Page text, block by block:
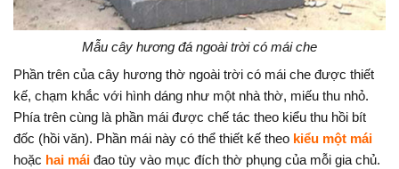
Mẫu cây hương đá ngoài trời có mái che
Phần trên của cây hương thờ ngoài trời có mái che được thiết
kế, chạm khắc với hình dáng như một nhà thờ, miếu thu nhỏ.
Phía trên cùng là phần mái được chế tác theo kiểu thu hồi bít
đốc (hồi văn). Phần mái này có thể thiết kế theo kiểu một mái
hoặc hai mái đao tùy vào mục đích thờ phụng của mỗi gia chủ.